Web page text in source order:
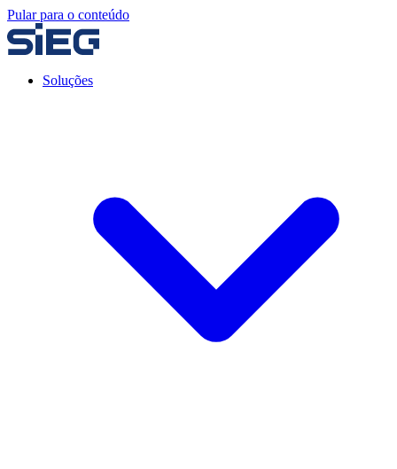
Pular para o conteúdo
Soluções